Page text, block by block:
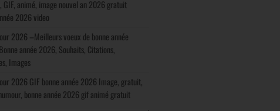
GIF, animé, image nouvel an 2026 gratuit
2026 video
2026 –Meilleurs voeux de bonne année
année 2026, Souhaits, Citations,
Images
2026 GIF bonne année 2026 Image, gratuit,
bonne année 2026 gif animé gratuit